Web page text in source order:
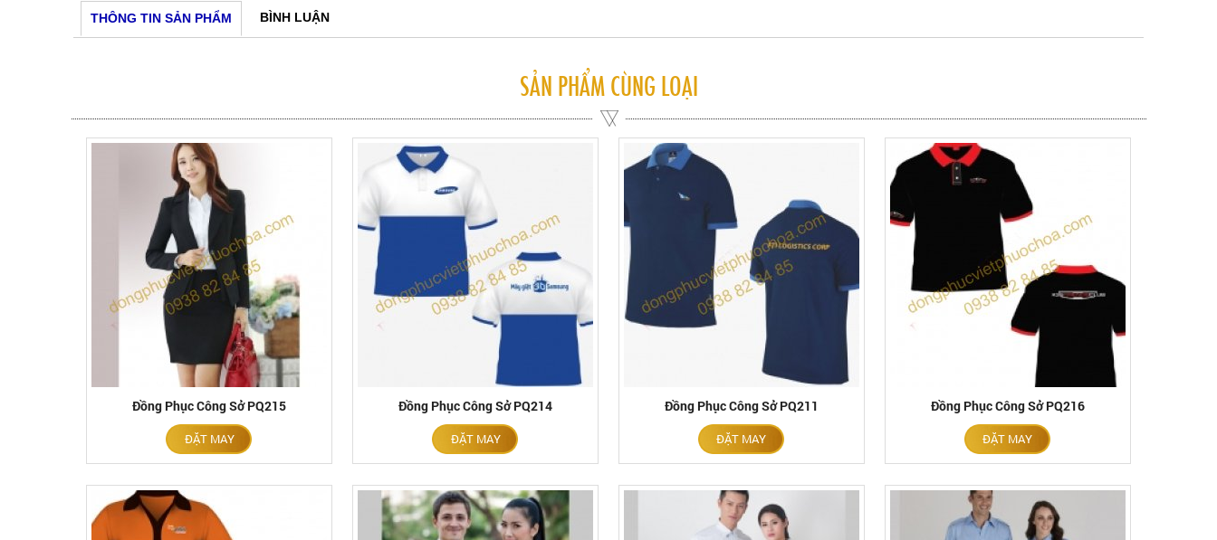
THÔNG TIN SẢN PHẨM BÌNH LUẬN
SẢN PHẨM CÙNG LOẠI
Đồng Phục Công Sở PQ215
ĐẶT MAY
Đồng Phục Công Sở PQ214
ĐẶT MAY
Đồng Phục Công Sở PQ211
ĐẶT MAY
Đồng Phục Công Sở PQ216
ĐẶT MAY